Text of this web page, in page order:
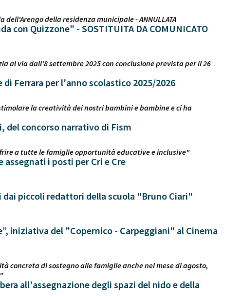
dell'Arengo della residenza municipale - ANNULLATA
con Quizzone" - SOSTITUITA DA COMUNICATO
al via dall'8 settembre 2025 con conclusione prevista per il 26
Ferrara per l'anno scolastico 2025/2026
stimolare la creatività dei nostri bambini e bambine e ci ha
concorso narrativo di Fism
a tutte le famiglie opportunità educative e inclusive"
i posti per Cri e Cre
piccoli redattori della scuola "Bruno Ciari"
iniziativa del "Copernico - Carpeggiani" al Cinema
concreta di sostegno alle famiglie anche nel mese di agosto,
all'assegnazione degli spazi del nido e della